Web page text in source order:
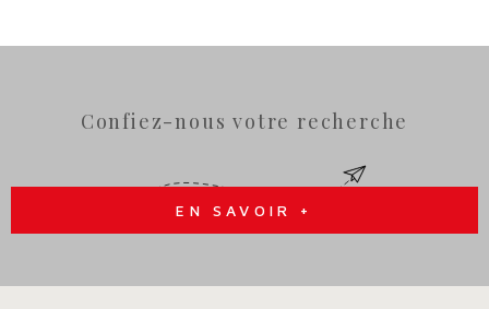
Confiez-nous votre recherche
EN SAVOIR +